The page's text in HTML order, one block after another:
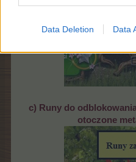
Data Deletion Data
c) Runy do
otoczone